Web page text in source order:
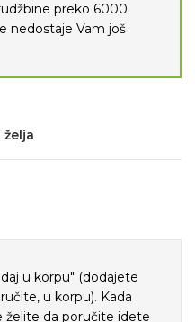
preko 6000
nedostaje Vam još
želja
u korpu" (dodajete
u korpu). Kada
želite da poručite idete